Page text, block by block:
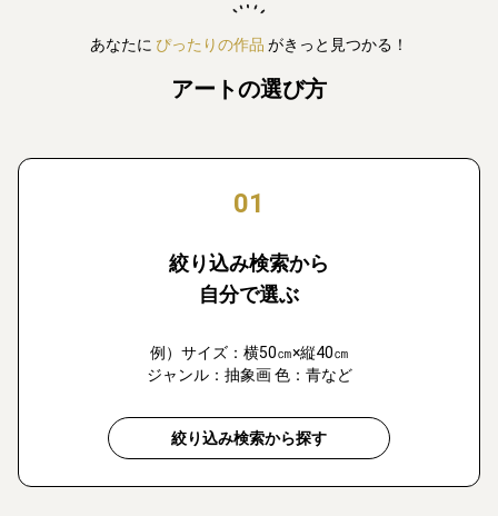
あなたに ぴったりの作品 がきっと見つかる！
アートの選び方
01
絞り込み検索から
自分で選ぶ
例）サイズ：横50㎝×縦40㎝
ジャンル：抽象画 色：青など
絞り込み検索から探す